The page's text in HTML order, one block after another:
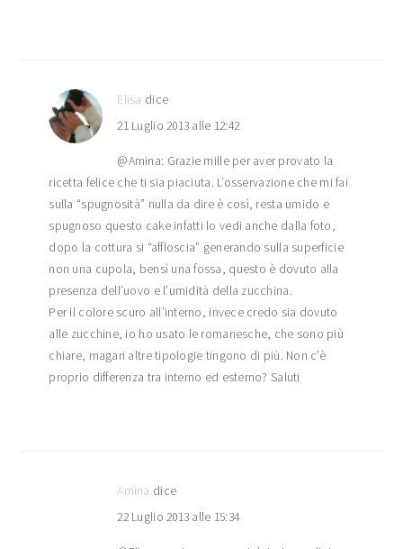
Elisa dice
21 Luglio 2013 alle 12:42
@Amina: Grazie mille per aver provato la
ricetta felice che ti sia piaciuta. L’osservazione che mi fai
sulla “spugnosità” nulla da dire è così, resta umido e
spugnoso questo cake infatti lo vedi anche dalla foto,
dopo la cottura si “affloscia” generando sulla superficie
non una cupola, bensì una fossa, questo è dovuto alla
presenza dell’uovo e l’umidità della zucchina.
Per il colore scuro all’interno, invece credo sia dovuto
alle zucchine, io ho usato le romanesche, che sono più
chiare, magari altre tipologie tingono di più. Non c’è
proprio differenza tra interno ed esterno? Saluti
Amina dice
22 Luglio 2013 alle 15:34